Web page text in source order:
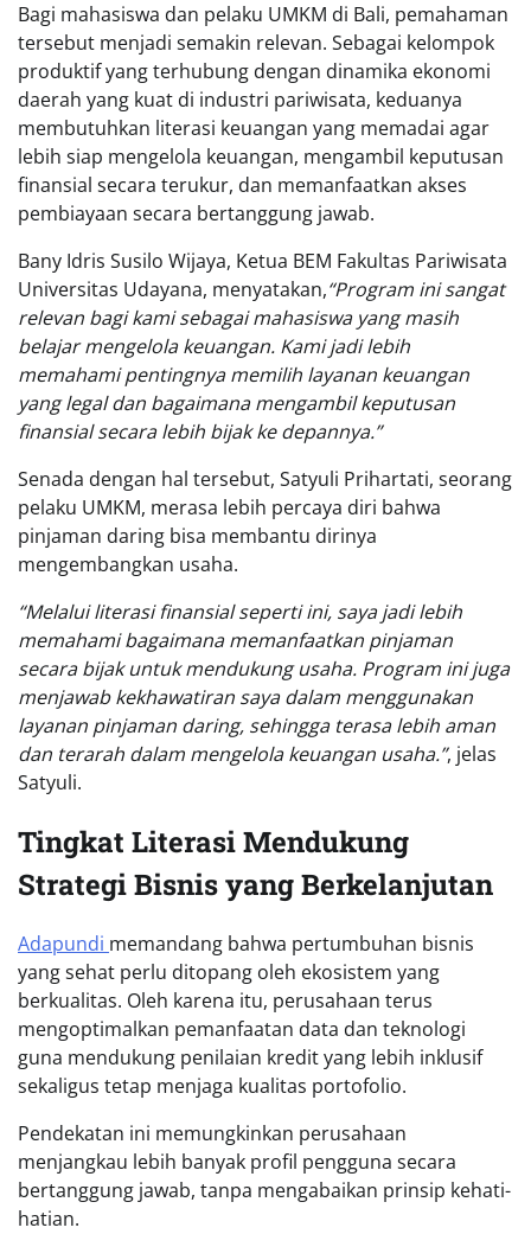
Bagi mahasiswa dan pelaku UMKM di Bali, pemahaman
tersebut menjadi semakin relevan. Sebagai kelompok
produktif yang terhubung dengan dinamika ekonomi
daerah yang kuat di industri pariwisata, keduanya
membutuhkan literasi keuangan yang memadai agar
lebih siap mengelola keuangan, mengambil keputusan
finansial secara terukur, dan memanfaatkan akses
pembiayaan secara bertanggung jawab.
Bany Idris Susilo Wijaya, Ketua BEM Fakultas Pariwisata
Universitas Udayana, menyatakan,“Program ini sangat
relevan bagi kami sebagai mahasiswa yang masih
belajar mengelola keuangan. Kami jadi lebih
memahami pentingnya memilih layanan keuangan
yang legal dan bagaimana mengambil keputusan
finansial secara lebih bijak ke depannya.”
Senada dengan hal tersebut, Satyuli Prihartati, seorang
pelaku UMKM, merasa lebih percaya diri bahwa
pinjaman daring bisa membantu dirinya
mengembangkan usaha.
“Melalui literasi finansial seperti ini, saya jadi lebih
memahami bagaimana memanfaatkan pinjaman
secara bijak untuk mendukung usaha. Program ini juga
menjawab kekhawatiran saya dalam menggunakan
layanan pinjaman daring, sehingga terasa lebih aman
dan terarah dalam mengelola keuangan usaha.”, jelas
Satyuli.
Tingkat Literasi Mendukung
Strategi Bisnis yang Berkelanjutan
Adapundi memandang bahwa pertumbuhan bisnis
yang sehat perlu ditopang oleh ekosistem yang
berkualitas. Oleh karena itu, perusahaan terus
mengoptimalkan pemanfaatan data dan teknologi
guna mendukung penilaian kredit yang lebih inklusif
sekaligus tetap menjaga kualitas portofolio.
Pendekatan ini memungkinkan perusahaan
menjangkau lebih banyak profil pengguna secara
bertanggung jawab, tanpa mengabaikan prinsip kehati-
hatian.